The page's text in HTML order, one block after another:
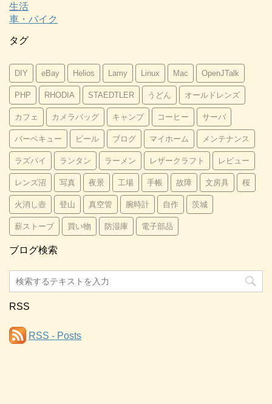
生活
車・バイク
タグ
DIY eBay Helios Lamy Linux Mac OpenJTalk
PHP RHODIA STAEDTLER うどん オールドレンズ
カフェ カメラバッグ キャンプ コーヒー サーバ
バーベキュー ビール ブログ マイホーム メンテナンス
ラズパイ ランタン ラーメン レザークラフト レビュー
レンズ沼 写真 夜景 工場 手帳 故障 文房具 桜
火消し壺 登山 真空管 腕時計 自作 茨城
薪ストーブ 買い物 防湿庫 電子部品
ブログ検索
RSS
RSS - Posts